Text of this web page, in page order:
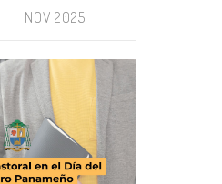
NOV 2025